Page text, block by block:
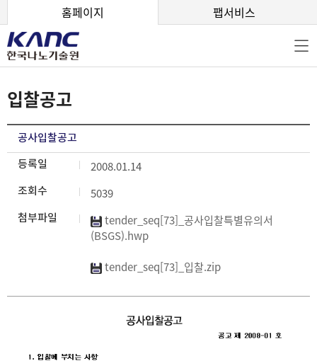
홈페이지 팹서비스
입찰공고
공사입찰공고
등록일 2008.01.14
조회수 5039
첨부파일
tender_seq[73]_공사입찰특별유의서
(BSGS).hwp
tender_seq[73]_입찰.zip